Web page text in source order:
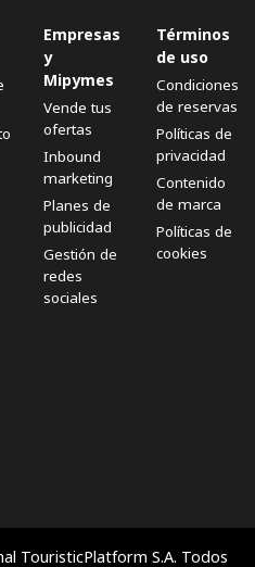
Empresas
y
Mipymes
Vende tus
ofertas
Inbound
marketing
Planes de
publicidad
Gestión de
redes
sociales
Términos
de uso
Condiciones
de reservas
Políticas de
privacidad
Contenido
de marca
Políticas de
cookies
TouristicPlatform S.A. Todos